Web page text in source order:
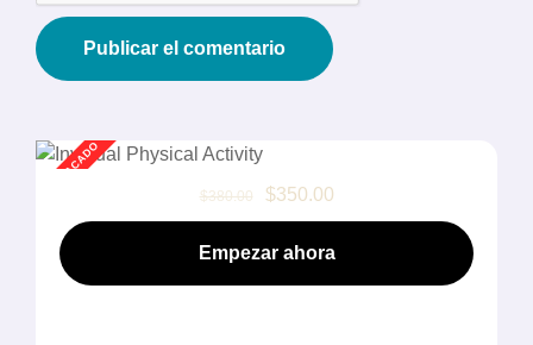
$380.00 $350.00
Empezar ahora